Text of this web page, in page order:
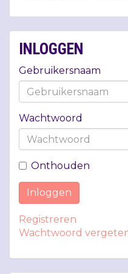
INLOGGEN
Gebruikersnaam
Wachtwoord
Onthouden
Inloggen
Registreren
Wachtwoord